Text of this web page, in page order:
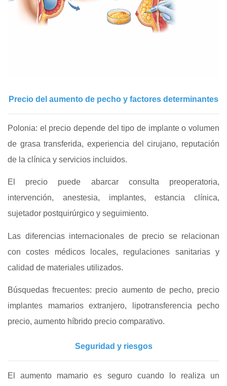
Precio del aumento de pecho y factores determinantes
Polonia: el precio depende del tipo de implante o volumen
de grasa transferida, experiencia del cirujano, reputación
de la clínica y servicios incluidos.
El precio puede abarcar consulta preoperatoria,
intervención, anestesia, implantes, estancia clínica,
sujetador postquirúrgico y seguimiento.
Las diferencias internacionales de precio se relacionan
con costes médicos locales, regulaciones sanitarias y
calidad de materiales utilizados.
Búsquedas frecuentes: precio aumento de pecho, precio
implantes mamarios extranjero, lipotransferencia pecho
precio, aumento híbrido precio comparativo.
Seguridad y riesgos
El aumento mamario es seguro cuando lo realiza un